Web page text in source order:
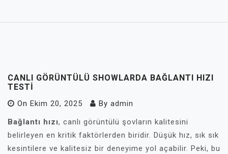
CANLI GÖRÜNTÜLÜ SHOWLARDA BAĞLANTI HIZI
TESTI
On Ekim 20, 2025 By admin
Bağlantı hızı, canlı görüntülü şovların kalitesini
belirleyen en kritik faktörlerden biridir. Düşük hız, sık sık
kesintilere ve kalitesiz bir deneyime yol açabilir. Peki, bu